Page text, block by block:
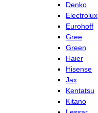
Denko
Electrolux
Eurohoff
Gree
Green
Haier
Hisense
Jax
Kentatsu
Kitano